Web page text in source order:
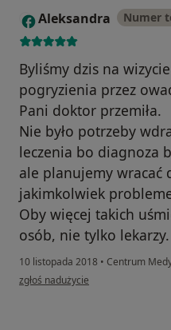
A Aleksandra Numer
Byliśmy dzis na
pogryzienia przez
Pani doktor przemiła.
Nie było potrzeby
leczenia bo diagnoza
ale planujemy wracać
jakimkolwiek
Oby więcej takich
osób, nie tylko
10 listopada 2018 • Centrum
w opinii użytkownika Aleksandra
zgłoś nadużycie